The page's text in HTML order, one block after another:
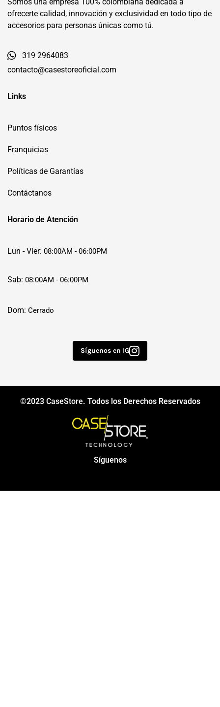
Somos una empresa 100% colombiana dedicada a
ofrecerte calidad, innovación y exclusividad en todo tipo de
accesorios para personas únicas como tú.
319 2964083
contacto@casestoreoficial.com
Links
Puntos físicos
Franquicias
Políticas de Garantías
Contáctanos
Horario de Atención
Lun - Vier: 08:00AM - 06:00PM
Sab: 08:00AM - 06:00PM
Dom: Cerrado
Síguenos en IG
©2023 CaseStore. Todos los Derechos Reservados
Síguenos